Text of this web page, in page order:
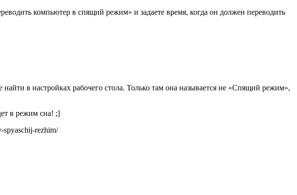
компьютер в спящий режим» и задаете время, когда он должен переводить
в настройках рабочего стола. Только там она называется не «Спящий режим»,
в режим сна! ;]
spyaschij-rezhim/